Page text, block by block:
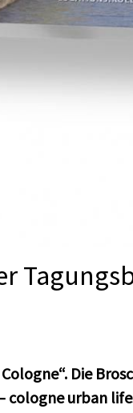
Die
cologne urban